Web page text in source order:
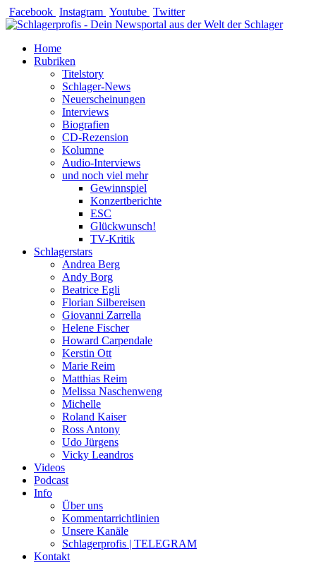
Zum
Inhalt
Facebook Instagram Youtube Twitter
Home
Rubriken
Titelstory
Schlager-News
Neuerscheinungen
Interviews
Biografien
CD-Rezension
Kolumne
Audio-Interviews
und noch viel mehr
Gewinnspiel
Konzertberichte
ESC
Glückwunsch!
TV-Kritik
Schlagerstars
Andrea Berg
Andy Borg
Beatrice Egli
Florian Silbereisen
Giovanni Zarrella
Helene Fischer
Howard Carpendale
Kerstin Ott
Marie Reim
Matthias Reim
Melissa Naschenweng
Michelle
Roland Kaiser
Ross Antony
Udo Jürgens
Vicky Leandros
Videos
Podcast
Info
Über uns
Kommentarrichtlinien
Unsere Kanäle
Schlagerprofis | TELEGRAM
Kontakt